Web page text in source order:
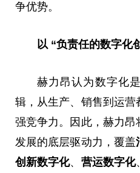
争优势。
以 “负责任的数字化
赫力昂认为数字化
辑，从生产、销售到运
强竞争力。因此，赫力昂
发展的底层驱动力，覆盖
创新数字化、 营运数字化